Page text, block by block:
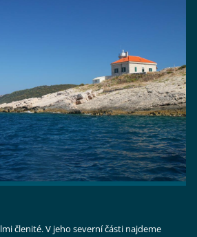
členité. V jeho severní části najdeme